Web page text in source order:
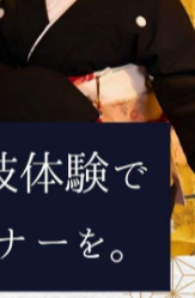
昭和二十二年四